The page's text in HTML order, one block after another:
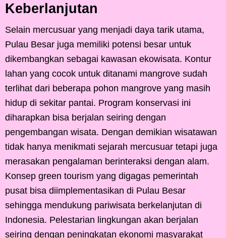
Keberlanjutan
Selain mercusuar yang menjadi daya tarik utama,
Pulau Besar juga memiliki potensi besar untuk
dikembangkan sebagai kawasan ekowisata. Kontur
lahan yang cocok untuk ditanami mangrove sudah
terlihat dari beberapa pohon mangrove yang masih
hidup di sekitar pantai. Program konservasi ini
diharapkan bisa berjalan seiring dengan
pengembangan wisata. Dengan demikian wisatawan
tidak hanya menikmati sejarah mercusuar tetapi juga
merasakan pengalaman berinteraksi dengan alam.
Konsep green tourism yang digagas pemerintah
pusat bisa diimplementasikan di Pulau Besar
sehingga mendukung pariwisata berkelanjutan di
Indonesia. Pelestarian lingkungan akan berjalan
seiring dengan peningkatan ekonomi masyarakat